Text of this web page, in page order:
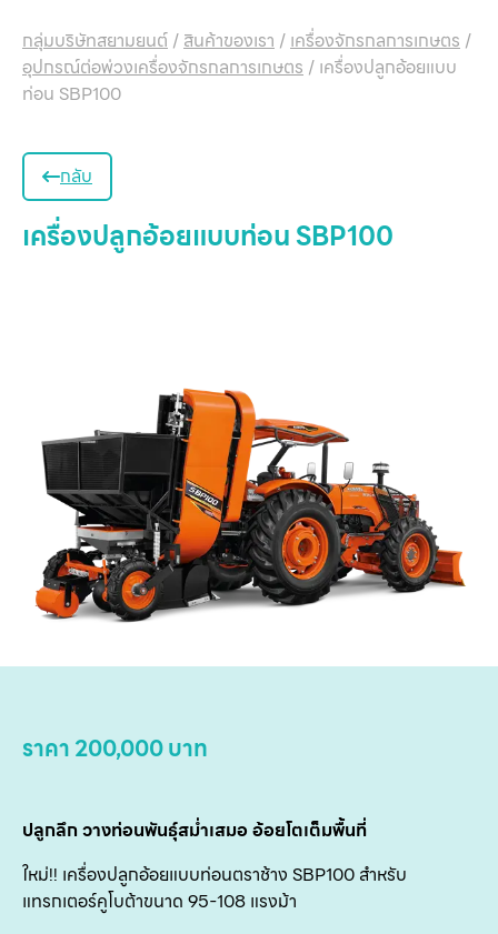
กลุ่มบริษัทสยามยนต์ /สินค้าของเรา /เครื่องจักรกลการเกษตร /
อุปกรณ์ต่อพ่วงเครื่องจักรกลการเกษตร / เครื่องปลูกอ้อยแบบ
ท่อน SBP100
กลับ
เครื่องปลูกอ้อยแบบท่อน SBP100
ราคา 200,000 บาท
ปลูกลึก วางท่อนพันธุ์สม่ำเสมอ อ้อยโตเต็มพื้นที่
ใหม่!! เครื่องปลูกอ้อยแบบท่อนตราช้าง SBP100 สำหรับ
แทรกเตอร์คูโบต้าขนาด 95-108 แรงม้า
ข